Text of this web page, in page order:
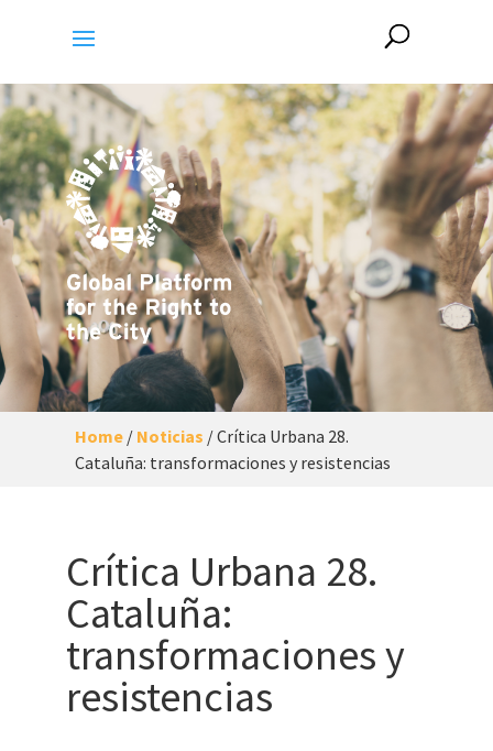
Home/ Noticias /Crítica Urbana 28.
Cataluña: transformaciones y resistencias
Crítica Urbana 28.
Cataluña:
transformaciones y
resistencias